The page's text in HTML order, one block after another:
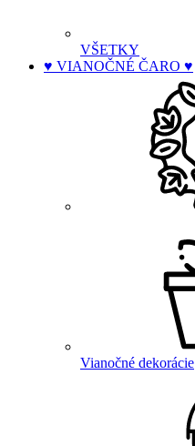
VŠETKY
♥ VIANOČNÉ ČARO ♥
Vianočné dekorácie